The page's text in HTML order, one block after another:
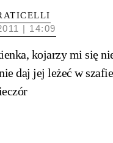
| 14:09
kojarzy mi się
daj jej leżeć w